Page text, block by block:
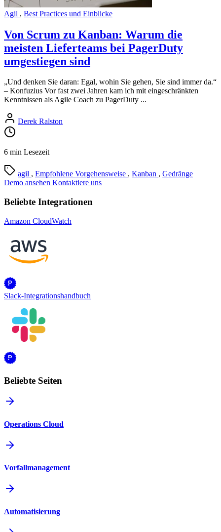
Agil , Best Practices und Einblicke
Von Scrum zu Kanban: Warum die
meisten Lieferteams bei PagerDuty
umgestiegen sind
„Und denken Sie daran: Egal, wohin Sie gehen, Sie sind immer da.“
– Konfuzius Vor fast zwei Jahren kam ich mit eingeschränkten
Kenntnissen als Agile Coach zu PagerDuty ...
Derek Ralston
6 min Lesezeit
agil , Empfohlene Vorgehensweise , Kanban , Gedränge
Demo ansehen Kontaktiere uns
Beliebte Integrationen
Amazon CloudWatch
Slack-Integrationshandbuch
Beliebte Seiten
Operations Cloud
Vorfallmanagement
Automatisierung